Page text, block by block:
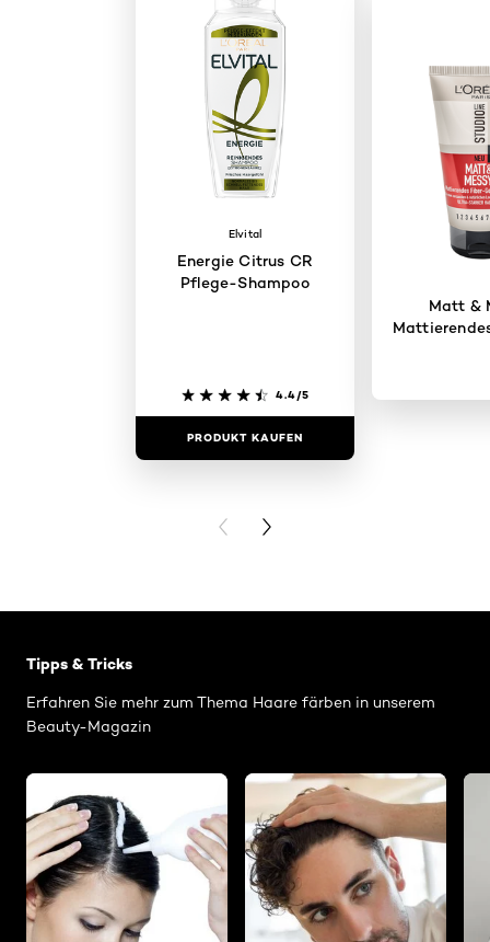
Elvital
Energie Citrus CR
Pflege-Shampoo
4.4/5
PRODUKT KAUFEN
Matt &
PREVIOUS CARD
NEXT CARD
Tipps & Tricks
Erfahren Sie mehr zum Thema Haare färben in unserem
Beauty-Magazin